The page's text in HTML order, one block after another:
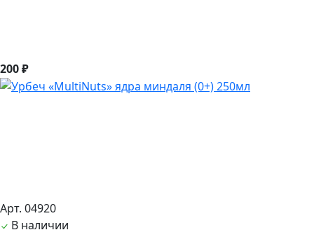
200 ₽
Арт. 04920
В наличии